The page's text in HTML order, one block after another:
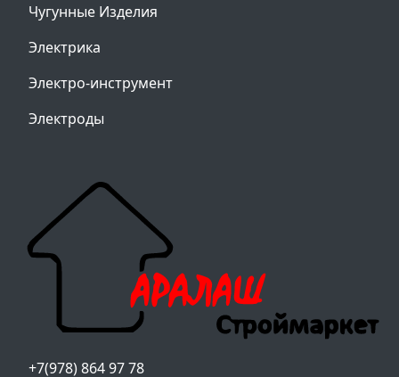
Чугунные Изделия
Электрика
Электро-инструмент
Электроды
+7(978) 864 97 78